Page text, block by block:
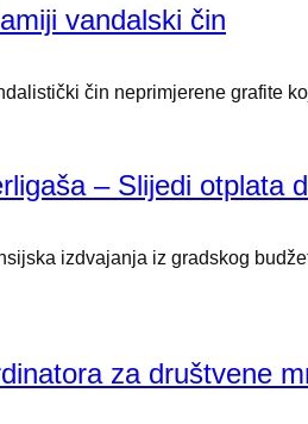
vandalski čin
čin neprimjerene grafite
– Slijedi otplata
izdvajanja iz gradskog
za društvene